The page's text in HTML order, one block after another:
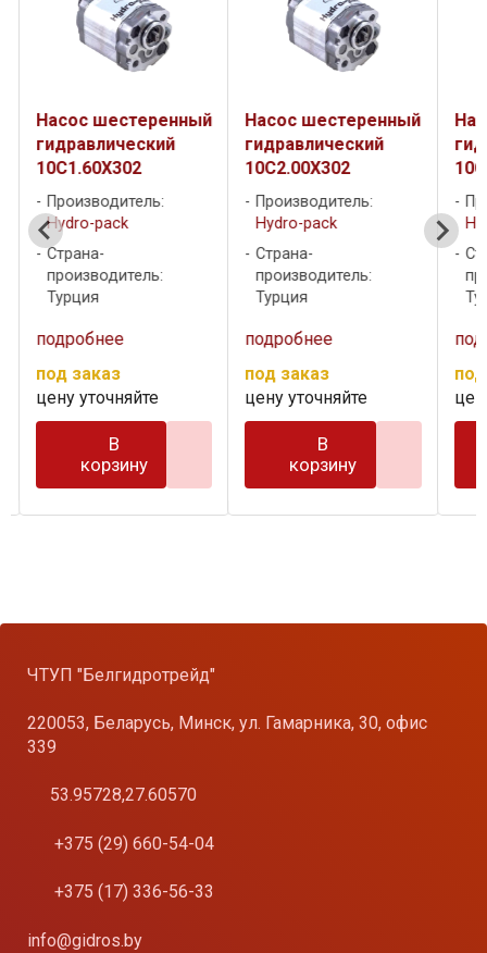
Насос шестеренный
гидравлический
10C1.60X302
Производитель:
Hydro-pack
Страна-
производитель:
Турция
подробнее
под заказ
цену уточняйте
В
корзину
Насос шестеренный
гидравлический
10C2.00X302
Производитель:
Hydro-pack
Страна-
производитель:
Турция
подробнее
под заказ
цену уточняйте
В
корзину
ЧТУП "Белгидротрейд"
220053, Беларусь, Минск, ул. Гамарника, 30, офис
339
53.95728,27.60570
+375 (29) 660-54-04
+375 (17) 336-56-33
info@gidros.by